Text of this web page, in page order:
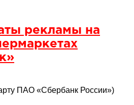
рекламы на
ПАО «Сбербанк России»)